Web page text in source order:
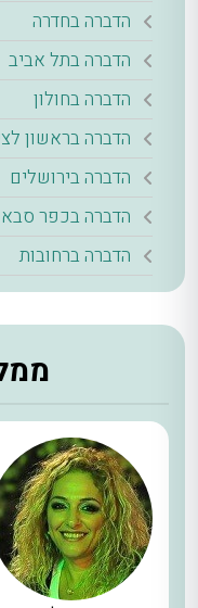
הדברה בחדרה
הדברה בתל אביב
הדברה בחולון
הדברה בראשון
הדברה בירושלים
הדברה בכפר סבא
הדברה ברחובות